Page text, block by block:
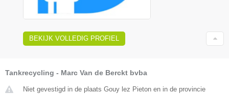
BEKIJK VOLLEDIG PROFIEL
Tankrecycling - Marc Van de Berckt bvba
Niet gevestigd in de plaats Gouy lez Pieton en in de provincie